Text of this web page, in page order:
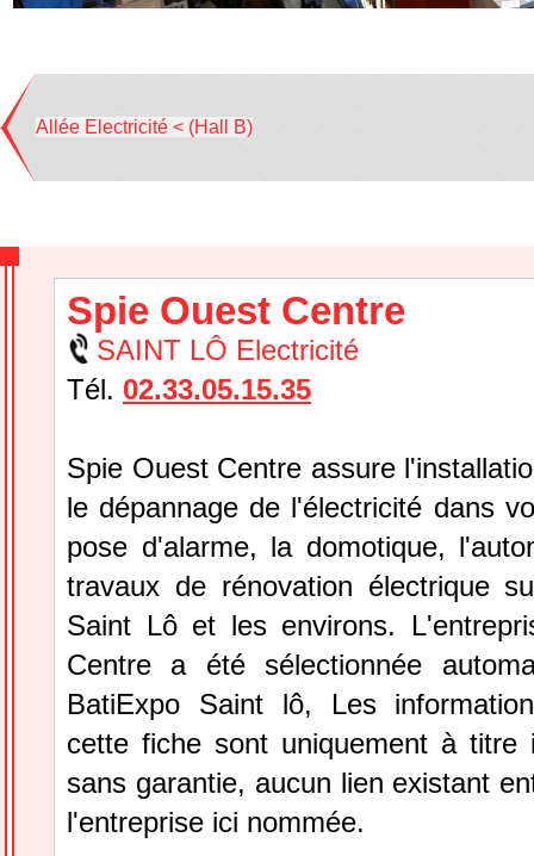
Allée Electricité < (Hall B)
Spie Ouest Centre
SAINT LÔ Electricité
Tél. 02.33.05.15.35
Spie Ouest Centre assure
le dépannage de l'électricité dans
pose d'alarme, la domotique,
travaux de rénovation électrique
Saint Lô et les environs.
Centre a été sélectionnée
BatiExpo Saint lô, Les
cette fiche sont uniquement à titre
sans garantie, aucun lien existant
l'entreprise ici nommée.